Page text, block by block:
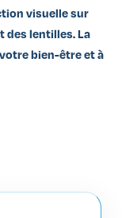
visuelle sur
des lentilles. La
bien-être et à